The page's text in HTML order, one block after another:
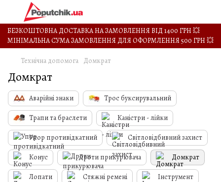
БЕЗКОШТОВНА ДОСТАВКА НА ЗАМОВЛЕННЯ ВІД 1400 ГРН 💥
МІНІМАЛЬНА СУМА ЗАМОВЛЕННЯ ДЛЯ ОФОРМЛЕННЯ 500 ГРН 💥
Технічна допомога Домкрат
Домкрат
Аварійні знаки Трос буксирувальний
Трапи та браслети Каністри - лійки
Упор противідкатний Світловідбивний захист
Конус Дроти прикурювача Домкрат
Лопати Стяжні ремені Інструмент